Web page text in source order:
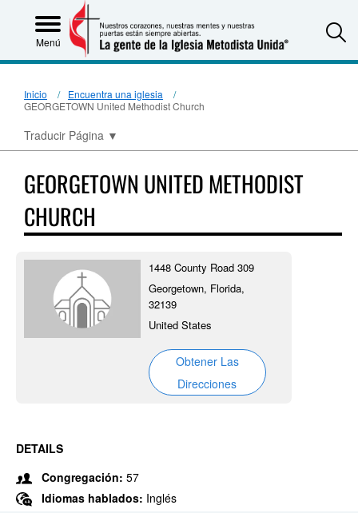
Menú
Inicio
Encuentra una iglesia
GEORGETOWN United Methodist Church
Traducir Página ▼
GEORGETOWN UNITED METHODIST
CHURCH
1448 County Road 309
Georgetown, Florida,
32139
United States
Obtener Las
Direcciones
DETAILS
Congregación: 57
Idiomas hablados: Inglés